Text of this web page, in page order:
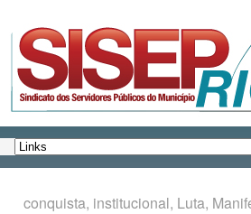
conquista, institucional, Luta,